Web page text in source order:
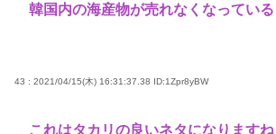
韓国内の海産物が売れなくなってい
43 : 2021/04/15(木) 16:31:37.38 ID:1Zpr8yBW
これはタカリの良いネタになりますね